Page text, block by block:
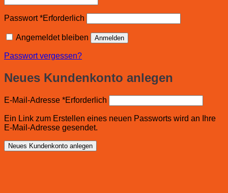
Passwort*Erforderlich
Angemeldet bleiben Anmelden
Passwort vergessen?
Neues Kundenkonto anlegen
E-Mail-Adresse *Erforderlich
Ein Link zum Erstellen eines neuen Passworts wird an Ihre
E-Mail-Adresse gesendet.
Neues Kundenkonto anlegen